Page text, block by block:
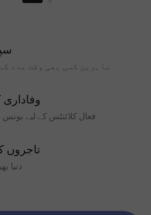
ماہرین کسی بھی وقت مدد
وفاداری
فعال کلائنٹس کے لیے
تاجروں
دنیا